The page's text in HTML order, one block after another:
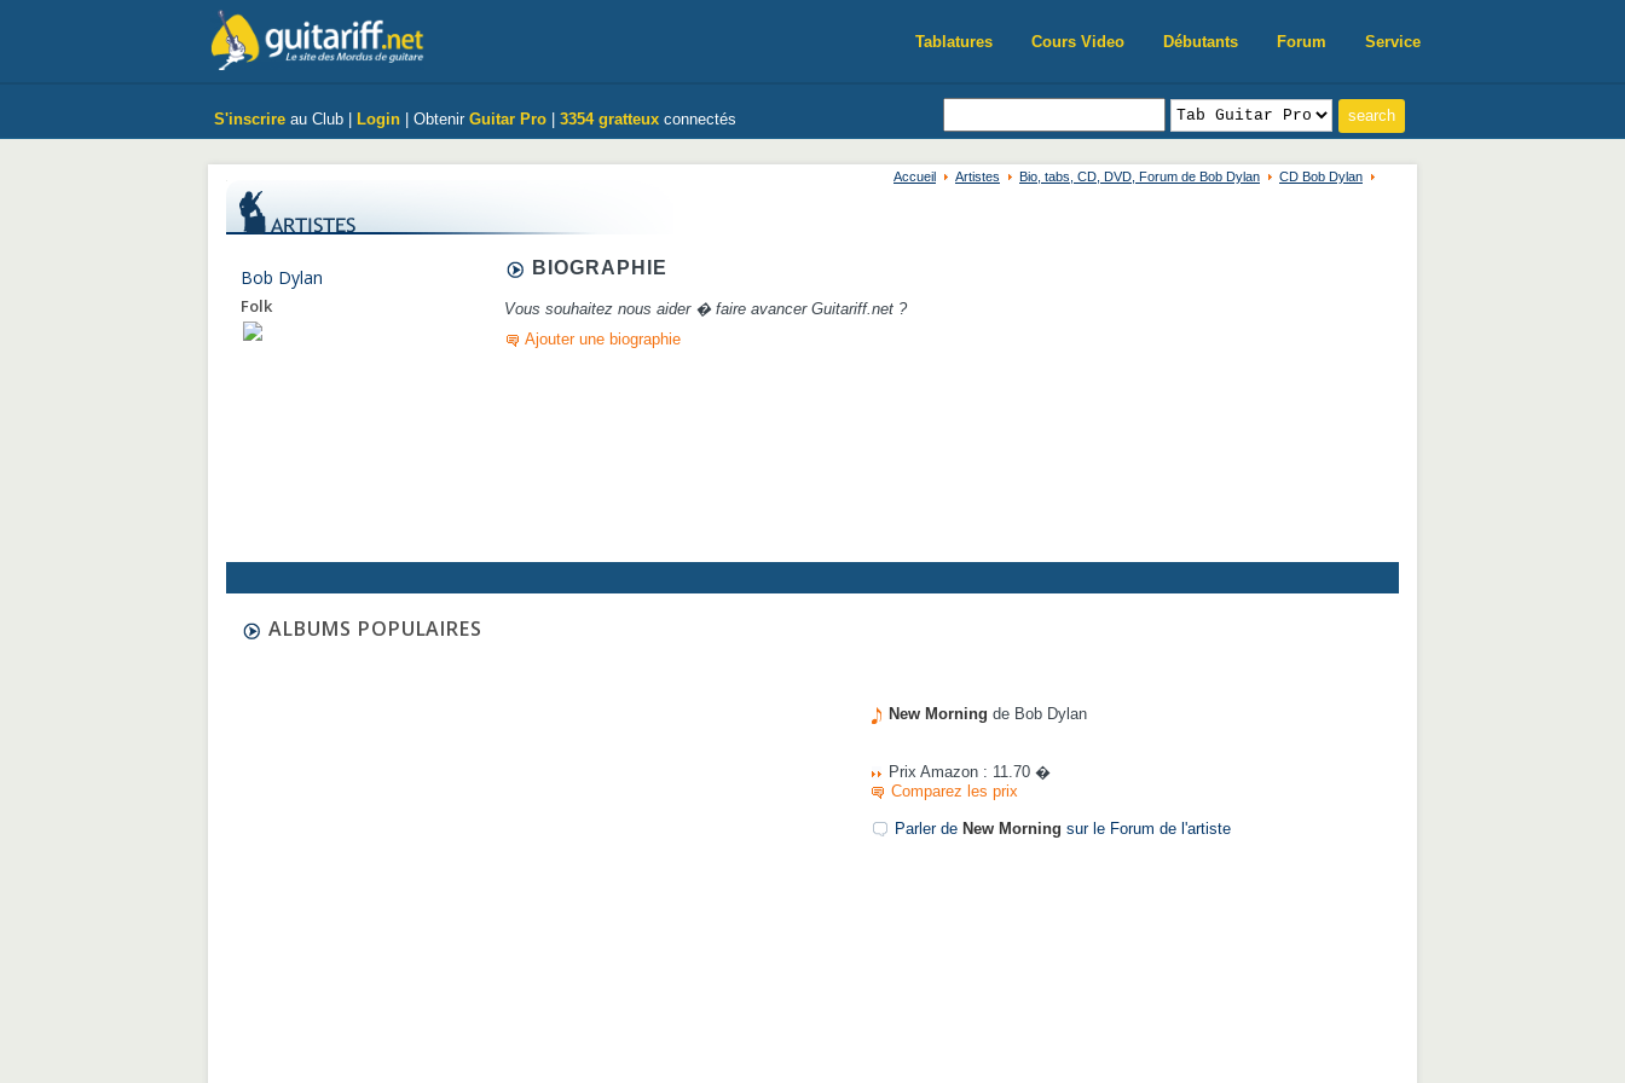
Tablatures Cours Video Débutants Forum Service
S'inscrire au Club | Login | Obtenir Guitar Pro 3354 gratteux connectés
Accueil Artistes Bio, tabs, CD, DVD, Forum de Bob Dylan CD Bob Dylan
Bob Dylan
Folk
BIOGRAPHIE
Vous souhaitez nous aider � faire avancer Guitariff.net ?
Ajouter une biographie
ALBUMS POPULAIRES
New Morning de Bob Dylan
Prix Amazon : 11.70 �
Comparez les prix
Parler de New Morning sur le Forum de l'artiste